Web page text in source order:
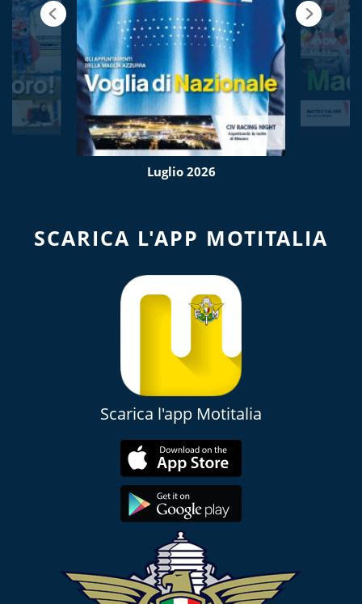
Luglio 2026
SCARICA L'APP MOTITALIA
Scarica l'app Motitalia